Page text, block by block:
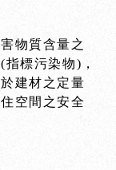
物質含量之
標污染物)，
建材之定量
空間之安全